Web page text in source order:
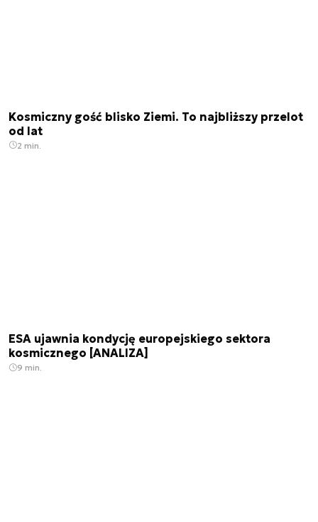
Kosmiczny gość blisko Ziemi. To najbliższy przelot
od lat
2 min.
ESA ujawnia kondycję europejskiego sektora
kosmicznego [ANALIZA]
9 min.